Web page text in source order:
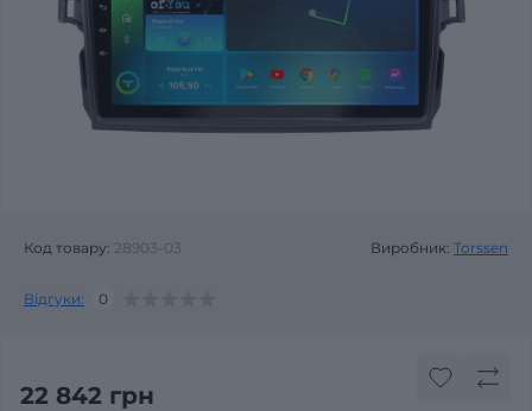
Код товару: 28903-03 Виробник: Torssen
Відгуки: 0
22 842 грн